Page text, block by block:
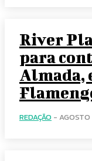
River
para
Almada,
REDAÇÃO -